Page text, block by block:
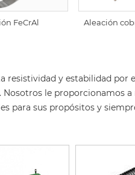
FeCrAl Aleación
resistividad y estabilidad por
le proporcionamos a
para sus propósitos y